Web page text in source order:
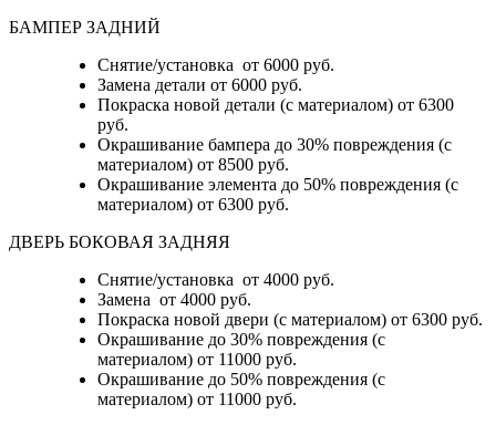
БАМПЕР ЗАДНИЙ
Снятие/установка от 6000 руб.
Замена детали от 6000 руб.
Покраска новой детали (с материалом) от 6300
руб.
Окрашивание бампера до 30% повреждения (с
материалом) от 8500 руб.
Окрашивание элемента до 50% повреждения (с
материалом) от 6300 руб.
ДВЕРЬ БОКОВАЯ ЗАДНЯЯ
Снятие/установка от 4000 руб.
Замена от 4000 руб.
Покраска новой двери (с материалом) от 6300 руб.
Окрашивание до 30% повреждения (с
материалом) от 11000 руб.
Окрашивание до 50% повреждения (с
материалом) от 11000 руб.